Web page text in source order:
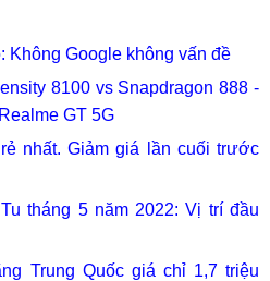
Không Google không vấn đề
8100 vs Snapdragon 888 -
GT 5G
nhất. Giảm giá lần cuối trước
tháng 5 năm 2022: Vị trí đầu
Trung Quốc giá chỉ 1,7 triệu